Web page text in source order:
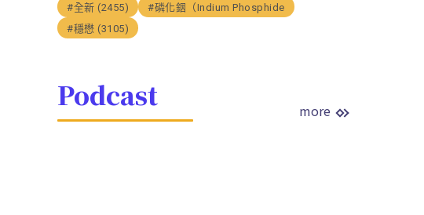
#全新 (2455)
#磷化銦（Indium Phosphide
#穩懋 (3105)
Podcast more